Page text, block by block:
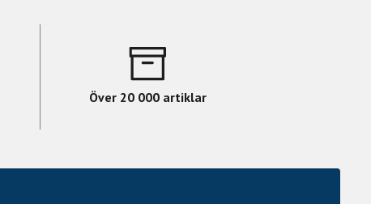
Över 20 000 artiklar